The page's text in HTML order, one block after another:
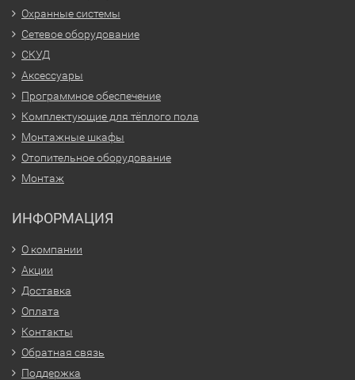
Охранные системы
Сетевое оборудование
СКУД
Аксессуары
Программное обеспечение
Комплектующие для тёплого пола
Монтажные шкафы
Отопительное оборудование
Монтаж
ИНФОРМАЦИЯ
О компании
Акции
Доставка
Оплата
Контакты
Обратная связь
Поддержка